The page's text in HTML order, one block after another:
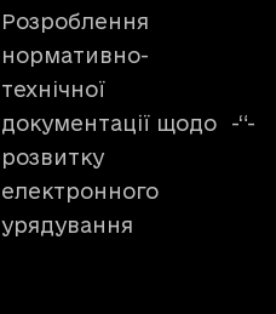
Розроблення
нормативно-
технічної
документації щодо
розвитку
електронного
урядування
-“-